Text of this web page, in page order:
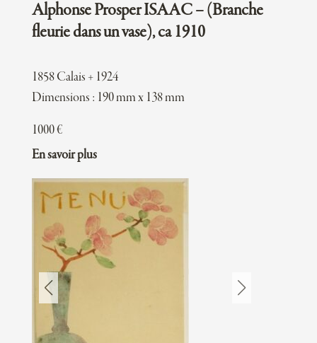
Alphonse Prosper ISAAC – (Branche
fleurie dans un vase), ca 1910
1858 Calais + 1924
Dimensions : 190 mm x 138 mm
1000€
En savoir plus